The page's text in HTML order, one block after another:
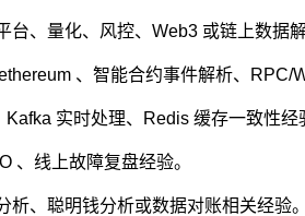
、量化、风控、Web3 或链上数据解
、智能合约事件解析、RPC/
实时处理、Redis 缓存一致性经
、线上故障复盘经验。
、聪明钱分析或数据对账相关经验。